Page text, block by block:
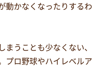
動かなくなったりするわ
まうことも少なくない、
プロ野球やハイレベルア